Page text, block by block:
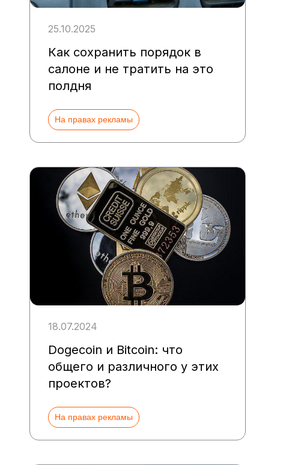
25.10.2025
Как сохранить порядок в
салоне и не тратить на это
полдня
На правах рекламы
18.07.2024
Dogecoin и Bitcoin: что
общего и различного у этих
проектов?
На правах рекламы